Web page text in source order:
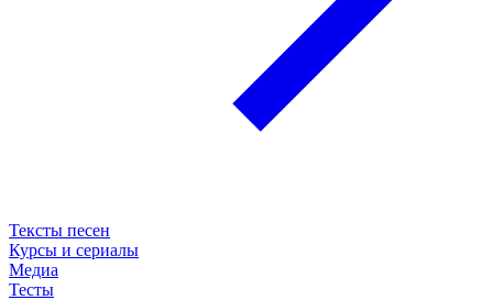
Тексты песен
Курсы и сериалы
Медиа
Тесты